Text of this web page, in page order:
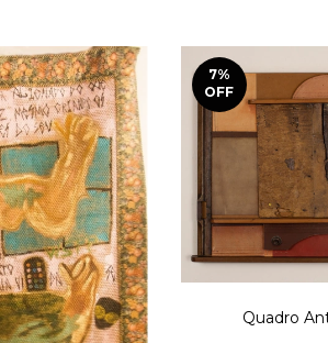
7%
OFF
Quadro